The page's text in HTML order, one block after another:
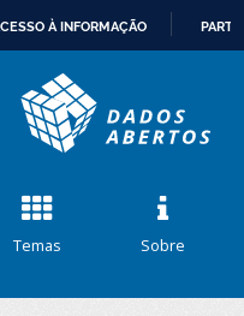
À INFORMAÇÃO
Temas Sobre